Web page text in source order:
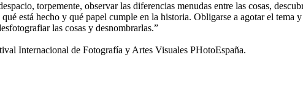
torpemente, observar las diferencias menudas entre las cosas,
está hecho y qué papel cumple en la historia. Obligarse a agotar el
las cosas y desnombrarlas.”
Internacional de Fotografía y Artes Visuales PHotoEspaña.